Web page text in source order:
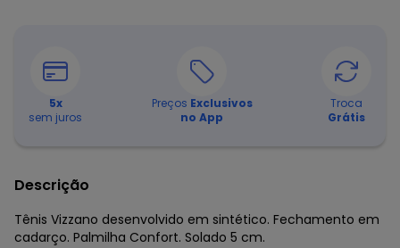
5x
sem juros
Preços Exclusivos
no App
Troca
Grátis
Descrição
Tênis Vizzano desenvolvido em sintético. Fechamento em
cadarço. Palmilha Confort. Solado 5 cm.